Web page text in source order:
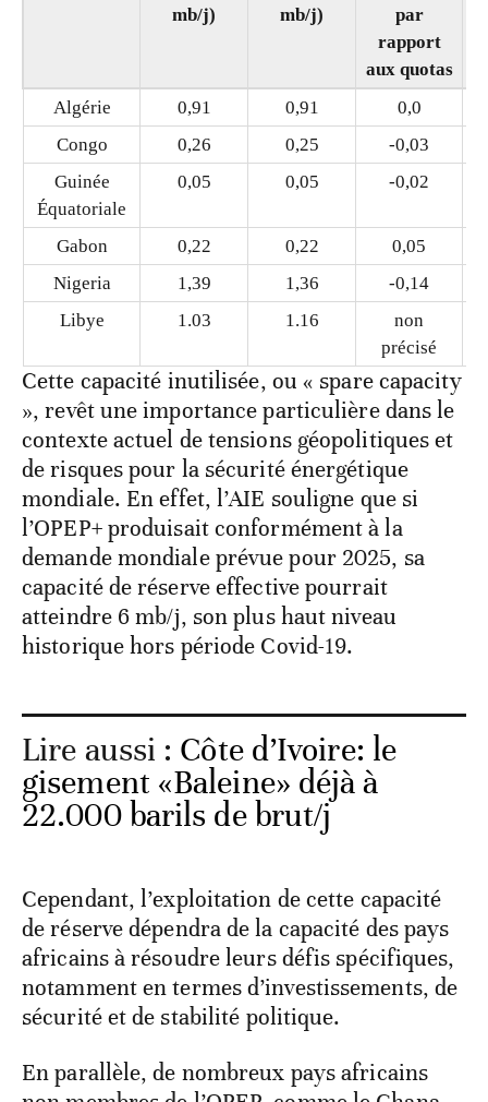
mb/j)
mb/j)
par
rapport
aux quotas
Algérie 0,91 0,91
0,0
Congo
0,26 0,25
-0,03
Guinée
Équatoriale
0,05 0,05 -0,02
Gabon 0,22 0,22
0,05
Nigeria
1,39 1,36
-0,14
Libye
1.03 1.16
non
précisé
Cette capacité inutilisée, ou « spare capacity
», revêt une importance particulière dans le
contexte actuel de tensions géopolitiques et
de risques pour la sécurité énergétique
mondiale. En effet, l’AIE souligne que si
l’OPEP+ produisait conformément à la
demande mondiale prévue pour 2025, sa
capacité de réserve effective pourrait
atteindre 6 mb/j, son plus haut niveau
historique hors période Covid-19.
Lire aussi : Côte d’Ivoire: le
gisement «Baleine» déjà à
22.000 barils de brut/j
Cependant, l’exploitation de cette capacité
de réserve dépendra de la capacité des pays
africains à résoudre leurs défis spécifiques,
notamment en termes d’investissements, de
sécurité et de stabilité politique.
En parallèle, de nombreux pays africains